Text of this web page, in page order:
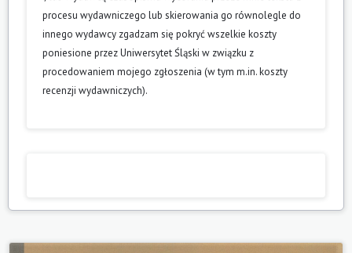
procesu wydawniczego lub skierowania go równolegle do
innego wydawcy zgadzam się pokryć wszelkie koszty
poniesione przez Uniwersytet Śląski w związku z
procedowaniem mojego zgłoszenia (w tym m.in. koszty
recenzji wydawniczych).